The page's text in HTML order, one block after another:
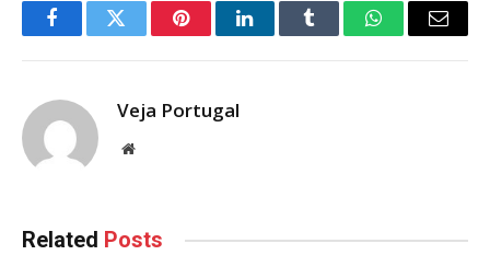
FacebookTwitter PinterestLinkedInTumblr WhatsAppEmail
Veja Portugal
Website
Related Posts